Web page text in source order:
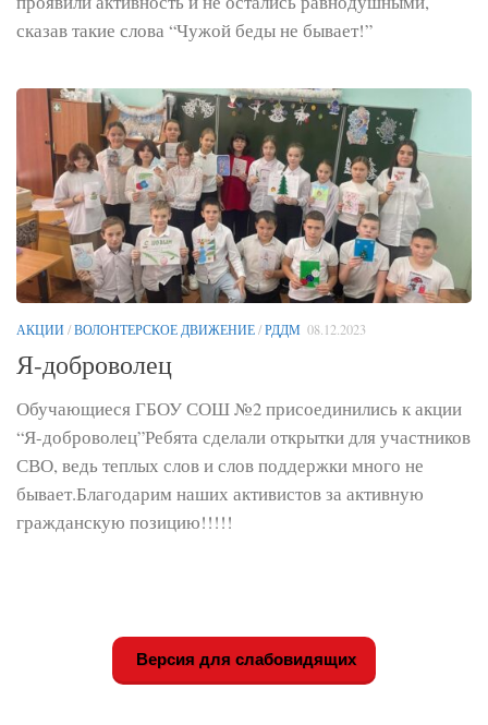
сказав такие слова “Чужой беды не бывает!”
АКЦИИ/ВОЛОНТЕРСКОЕ ДВИЖЕНИЕ/РДДМ 08.12.2023
Я-доброволец
Обучающиеся ГБОУ СОШ №2 присоединились к акции
“Я-доброволец”Ребята сделали открытки для участников
СВО, ведь теплых слов и слов поддержки много не
бывает.Благодарим наших активистов за активную
гражданскую позицию!!!!!
Версия для слабовидящих